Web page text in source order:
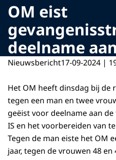
OM eist
deelname
Nieuwsbericht17-09-2024 |
Het OM heeft dinsdag bij de
tegen een man en twee
geëist voor deelname aan
IS en het voorbereiden van
Tegen de man eiste het OM
jaar, tegen de vrouwen 48 en